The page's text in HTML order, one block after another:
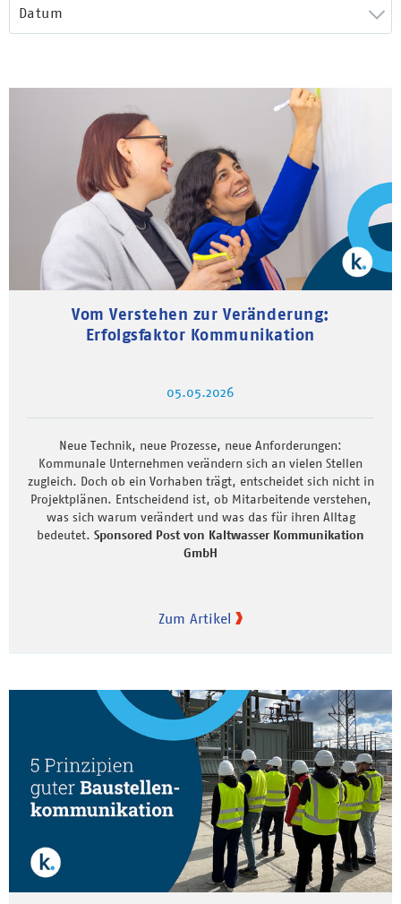
Datum
Vom Verstehen zur Veränderung:
Erfolgsfaktor Kommunikation
05.05.2026
Neue Technik, neue Prozesse, neue Anforderungen:
Kommunale Unternehmen verändern sich an vielen Stellen
zugleich. Doch ob ein Vorhaben trägt, entscheidet sich nicht in
Projektplänen. Entscheidend ist, ob Mitarbeitende verstehen,
was sich warum verändert und was das für ihren Alltag
bedeutet. Sponsored Post von Kaltwasser Kommunikation
GmbH
Zum Artikel